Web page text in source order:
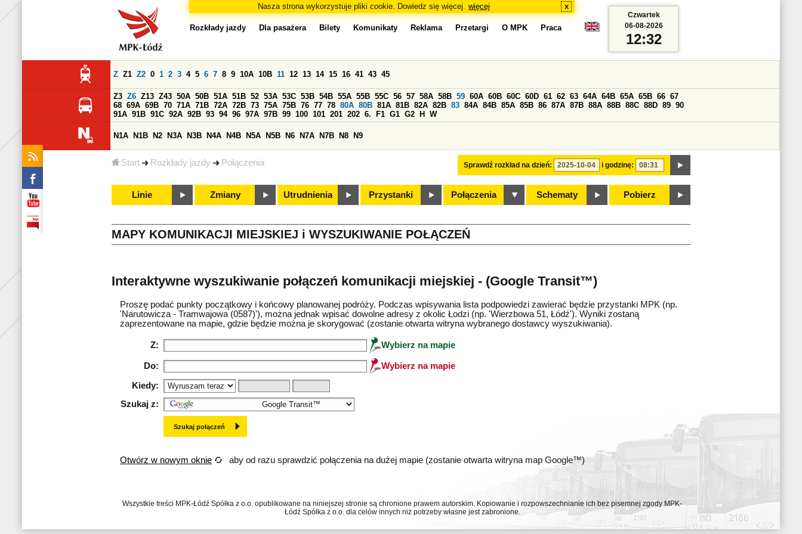
Nasza strona wykorzystuje pliki cookie. Dowiedz się więcej. więcej x
Start Rozkłady jazdy Połączenia
Rozkłady jazdy Dla pasażera Bilety Komunikaty Reklama Przetargi O MPK Praca
Sprawdź rozkład na dzień: i godzinę:
Z Z1 Z2 0 1 2 3 4 5 6 7 8 9 10A 10B 11 12 13 14 15 16 41 43 45
Z3 Z6 Z13 Z43 50A 50B 51A 51B 52 53A 53C 53B 54B 55A 55B 55C 56 57 58A 58B 59 60A 60B 60C 60D 61 62 63 64A 64B 65A 65B 66 67
68 69A 69B 70 71A 71B 72A 72B 73 75A 75B 76 77 78 80A 80B 81A 81B 82A 82B 83 84A 84B 85A 85B 86 87A 87B 88A 88B 88C 88D 89 90
91A 91B 91C 92A 92B 93 94 96 97A 97B 99 100 101 201 202 6. F1 G1 G2 H W
N1A N1B N2 N3A N3B N4A N4B N5A N5B N6 N7A N7B N8 N9
Linie Zmiany Utrudnienia Przystanki Połączenia Schematy Pobierz
Czwartek
06-08-2026
12:32
MAPY KOMUNIKACJI MIEJSKIEJ i WYSZUKIWANIE POŁĄCZEŃ
Interaktywne wyszukiwanie połączeń komunikacji miejskiej - (Google Transit™)
Proszę podać punkty początkowy i końcowy planowanej podróży. Podczas wpisywania lista podpowiedzi zawierać będzie przystanki MPK (np.
'Narutowicza - Tramwajowa (0587)'), można jednak wpisać dowolne adresy z okolic Łodzi (np. 'Wierzbowa 51, Łódź'). Wyniki zostaną
zaprezentowane na mapie, gdzie będzie można je skorygować (zostanie otwarta witryna wybranego dostawcy wyszukiwania).
Z: Wybierz na mapie
Do: Wybierz na mapie
Kiedy:
Szukaj z:
Otwórz w nowym oknie aby od razu sprawdzić połączenia na dużej mapie (zostanie otwarta witryna map Google™)
Wszystkie treści MPK-Łódź Spółka z o.o. opublikowane na niniejszej stronie są chronione prawem autorskim. Kopiowanie i rozpowszechnianie ich bez pisemnej zgody MPK-
Łódź Spółka z o.o. dla celów innych niż potrzeby własne jest zabronione.